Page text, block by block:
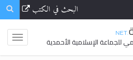
البحث في الكتب
.NET
للجماعة الإسلامية الأحمدية